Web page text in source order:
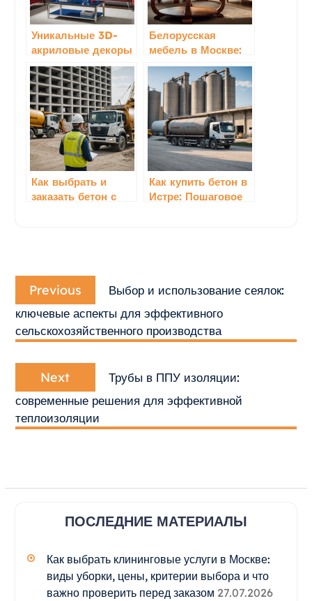
Уникальные 3D-
акриловые декоры
для мебели: купить
оптом и в розницу
с доставкой по
России
Белорусская
мебель в Москве:
купить мебель
белорусского
производства от
компании
Гомельдрев
Как выбрать и
заказать бетон с
Как купить бетон в
Истре: Пошаговое
Навигация
по
записям
Previous
Previous
post:
Выбор и использование сеялок:
ключевые аспекты для эффективного
сельскохозяйственного производства
Next
Next
post:
Трубы в ППУ изоляции:
современные решения для эффективной
теплоизоляции
ПОСЛЕДНИЕ МАТЕРИАЛЫ
Как выбрать клининговые услуги в Москве:
виды уборки, цены, критерии выбора и что
важно проверить перед заказом 27.07.2026